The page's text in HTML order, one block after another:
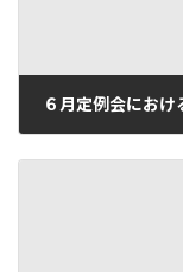
６月定例会におけ